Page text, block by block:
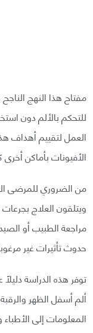
مفتاح هذا النهج
للتحكم بالألم دون
العمل لتقييم أهداف
الأفيونات بأماكن
من الضروري للمرضى
ويتلقون العلاج
مراجعة الطبيب أو
حدوث تأثيرات غير
توفر هذه الدراسة
ألم أسفل الظهر
المعلومات إلى